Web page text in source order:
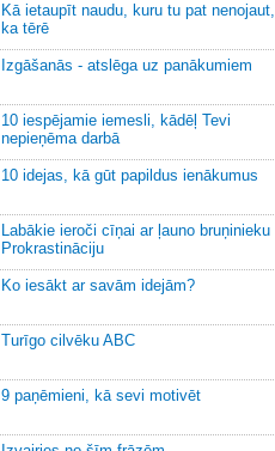
Kā ietaupīt naudu, kuru tu pat nenojaut,
ka tērē
Izgāšanās - atslēga uz panākumiem
10 iespējamie iemesli, kādēļ Tevi
nepieņēma darbā
10 idejas, kā gūt papildus ienākumus
Labākie ieroči cīņai ar ļauno bruņinieku
Prokrastināciju
Ko iesākt ar savām idejām?
Turīgo cilvēku ABC
9 paņēmieni, kā sevi motivēt